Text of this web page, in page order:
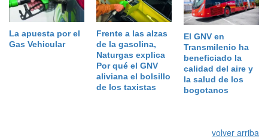
La apuesta por el
Gas Vehicular
Frente a las alzas
de la gasolina,
Naturgas explica
Por qué el GNV
aliviana el bolsillo
de los taxistas
El GNV en
Transmilenio ha
beneficiado la
calidad del aire y
la salud de los
bogotanos
volver arriba